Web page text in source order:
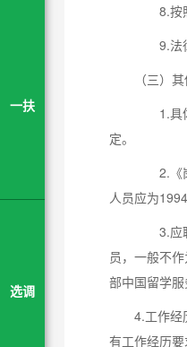
一扶
选调
8.按照
9.法律
（三）
1.具体
定。
2.《岗
人员应为
3.应聘
员，一般不
部中国留学
4.工作经
有工作经历